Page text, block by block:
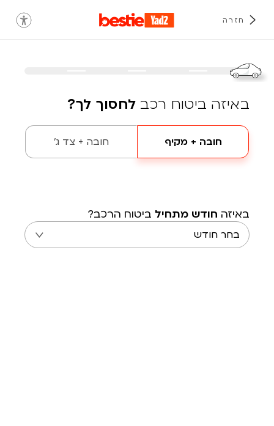
חזרה
באיזה ביטוח רכב לחסוך לך?
חובה + מקיף חובה + צד ג'
באיזה חודש מתחיל ביטוח הרכב?